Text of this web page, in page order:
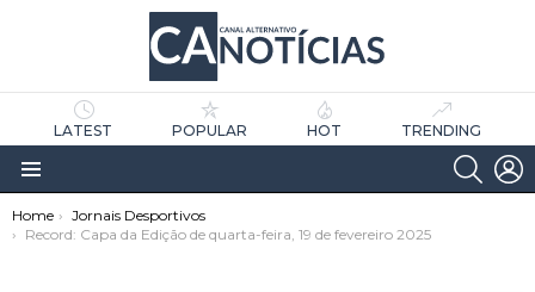
LATEST POPULAR HOT TRENDING
Menu
You are here:
Home
Jornais Desportivos
Record: Capa da Edição de quarta-feira, 19 de fevereiro 2025